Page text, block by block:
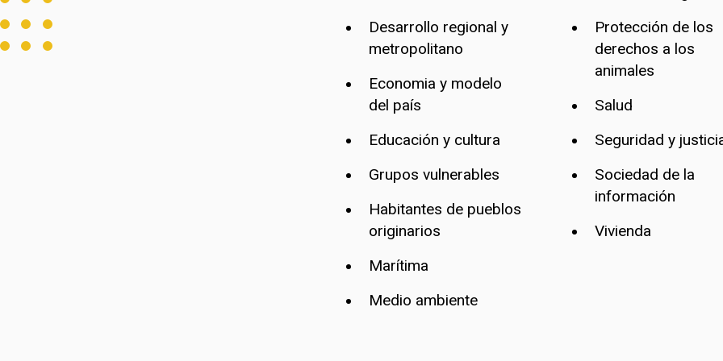
Desarrollo regional y
metropolitano
Economia y modelo
del país
Educación y cultura
Grupos vulnerables
Habitantes de pueblos
originarios
Marítima
Medio ambiente
Protección de los
derechos a los
animales
Salud
Seguridad y
Sociedad de la
información
Vivienda